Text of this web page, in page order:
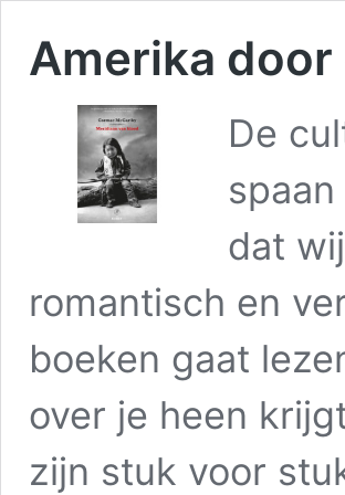
Amerika
De
dat
romantisch en
boeken gaat
over je heen
zijn stuk voor